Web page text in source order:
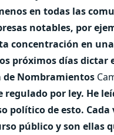
en todas las
notables, por
concentración en
próximos días
de Nombramientos
por ley. He
político de esto.
público y son ellas